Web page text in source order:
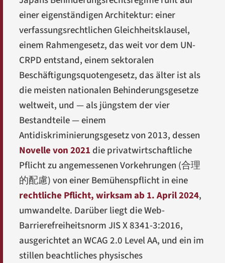
einer eigenständigen Architektur: einer
verfassungsrechtlichen Gleichheitsklausel,
einem Rahmengesetz, das weit vor dem UN-
CRPD entstand, einem sektoralen
Beschäftigungsquotengesetz, das älter ist als
die meisten nationalen Behinderungsgesetze
weltweit, und — als jüngstem der vier
Bestandteile — einem
Antidiskriminierungsgesetz von 2013, dessen
Novelle von 2021 die privatwirtschaftliche
Pflicht zu angemessenen Vorkehrungen (合理
的配慮) von einer Bemühenspflicht in eine
rechtliche Pflicht, wirksam ab 1. April 2024,
umwandelte. Darüber liegt die Web-
Barrierefreiheitsnorm JIS X 8341-3:2016,
ausgerichtet an WCAG 2.0 Level AA, und ein im
stillen beachtliches physisches